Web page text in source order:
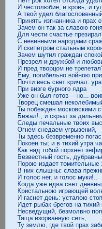
И честолюбие, и кровь, и
А твой удел
Принять изгнанника и прах
Зачем он так за славою
Для чести счастье
С невинными народами
И скипетром стальным
Зачем шутил граждан
Презрел и дружбой и
И пред творцом не
Ему, погибельно войною
Почти весь свет кричал:
При визге бурного ядра
Уже он был готов -- но...
Творец смешал
Ты побежден московскими
Бежал!., и скрыл за
Следы печальные твоих
Огнем снедаем угрызений,
Ты здесь безвременно
Покоен ты; и в тихий утра
Как над тобой порхнет
Безвестный гость,
Порою издает томительные
В них слышны: слава
И голос нег, и голос муки!..
Когда уже едва свет
Кристальною играющей
И гаснет день: усталою
Идет рыбак брегов на тихий
Несведущий, безмолвно
Таща изорванную сеть,
Ту землю, где твой прах